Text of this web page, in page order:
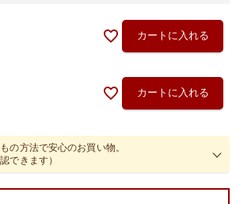
カートに入れる
カートに入れる
の方法で安心のお買い物。
できます）